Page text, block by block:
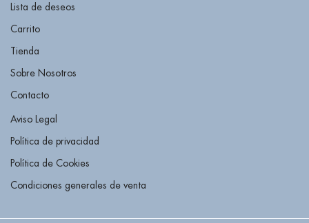
Lista de deseos
Carrito
Tienda
Sobre Nosotros
Contacto
Aviso Legal
Política de privacidad
Política de Cookies
Condiciones generales de venta